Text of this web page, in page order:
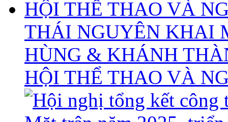
THÁI NGUYÊN KHAI
HÙNG & KHÁNH
HỘI THỂ THAO VÀ